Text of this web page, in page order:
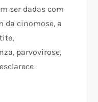
ser dadas com
da cinomose, a
parvovirose,